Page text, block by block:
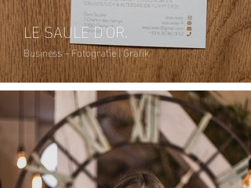
LE SAULE D'OR.
Business – Fotografie | Grafik